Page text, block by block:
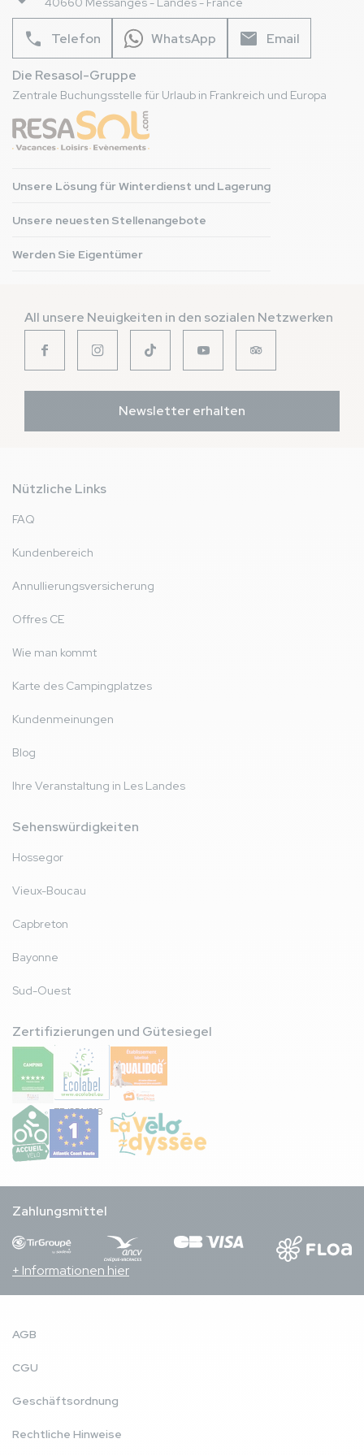
phone Telefon WhatsApp mail Email
Die Resasol-Gruppe
Zentrale Buchungsstelle für Urlaub in Frankreich und Europa
Unsere Lösung für Winterdienst und Lagerung
Unsere neuesten Stellenangebote
Werden Sie Eigentümer
All unsere Neuigkeiten in den sozialen Netzwerken
Newsletter erhalten
Nützliche Links
FAQ
Kundenbereich
Annullierungsversicherung
Offres CE
Wie man kommt
Karte des Campingplatzes
Kundenmeinungen
Blog
Ihre Veranstaltung in Les Landes
Sehenswürdigkeiten
Hossegor
Vieux-Boucau
Capbreton
Bayonne
Sud-Ouest
Zertifizierungen und Gütesiegel
FR/051/018
Zahlungsmittel
+ Informationen hier
AGB
CGU
Geschäftsordnung
Rechtliche Hinweise